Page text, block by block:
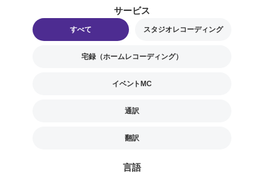
サービス
すべて スタジオレコーディング
宅録（ホームレコーディング）
イベントMC
通訳
翻訳
言語